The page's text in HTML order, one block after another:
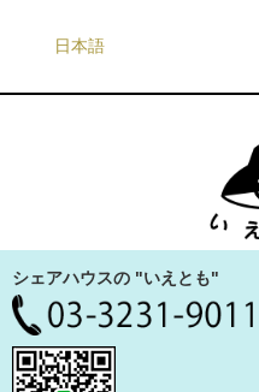
日本語
シェアハウスの "いえとも"